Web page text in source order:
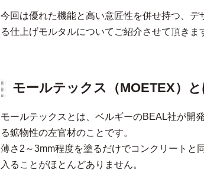
今回は優れた機能と高い意匠性を併せ持つ、
る仕上げモルタルについてご紹介させて頂きま
モールテックス（MOETEX）と
モールテックスとは、ベルギーのBEAL社が開
る鉱物性の左官材のことです。
薄さ2～3mm程度を塗るだけでコンクリートと
入ることがほとんどありません。